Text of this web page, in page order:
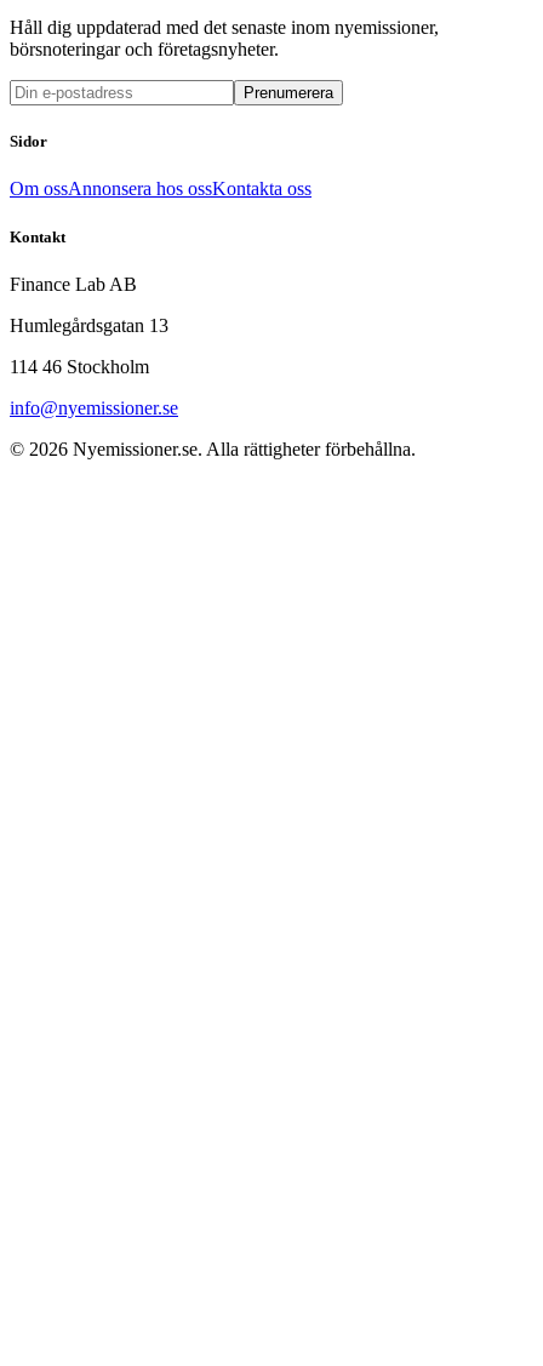
Håll dig uppdaterad med det senaste inom nyemissioner,
börsnoteringar och företagsnyheter.
Prenumerera
Sidor
Om ossAnnonsera hos ossKontakta oss
Kontakt
Finance Lab AB
Humlegårdsgatan 13
114 46 Stockholm
info@nyemissioner.se
© 2026 Nyemissioner.se. Alla rättigheter förbehållna.